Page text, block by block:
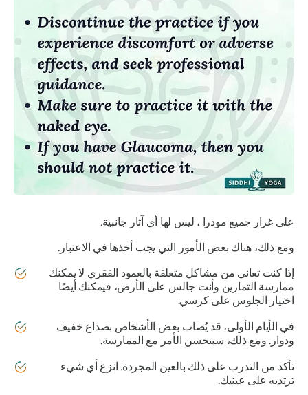
على غرار جميعمودرا، ليس لها أي آثار جانبية.
ومع ذلك، هناك بعض الأمور التي يجب أخذها في الاعتبار.
إذا كنت تعاني من مشاكل متعلقة بالعمود الفقري لا يمكنك
ممارسة التمارين وأنت جالس على الأرض، فيمكنك أيضًا
اختيار الجلوس على كرسي.
في الأيام الأولى، قد يُصاب بعض الأشخاص بصداع خفيف
ودوار. ومع ذلك، سيتحسن الأمر مع الممارسة.
تأكد من التدرب على ذلك بالعين المجردة. انزع أي شيء
ترتديه على عينيك.